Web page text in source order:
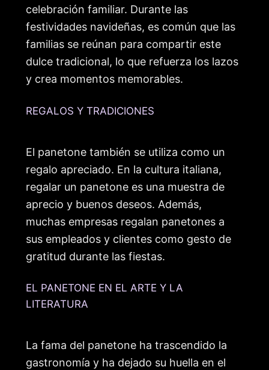
celebración familiar. Durante las
festividades navideñas, es común que las
familias se reúnan para compartir este
dulce tradicional, lo que refuerza los lazos
y crea momentos memorables.
REGALOS Y TRADICIONES
El panetone también se utiliza como un
regalo apreciado. En la cultura italiana,
regalar un panetone es una muestra de
aprecio y buenos deseos. Además,
muchas empresas regalan panetones a
sus empleados y clientes como gesto de
gratitud durante las fiestas.
EL PANETONE EN EL ARTE Y LA
LITERATURA
La fama del panetone ha trascendido la
gastronomía y ha dejado su huella en el